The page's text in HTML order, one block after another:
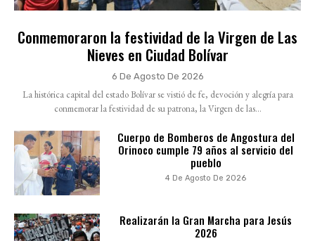
Conmemoraron la festividad de la Virgen de Las
Nieves en Ciudad Bolívar
6 De Agosto De 2026
La histórica capital del estado Bolívar se vistió de fe, devoción y alegría para
conmemorar la festividad de su patrona, la Virgen de las...
Cuerpo de Bomberos de Angostura del
Orinoco cumple 79 años al servicio del
pueblo
4 De Agosto De 2026
Realizarán la Gran Marcha para Jesús
2026